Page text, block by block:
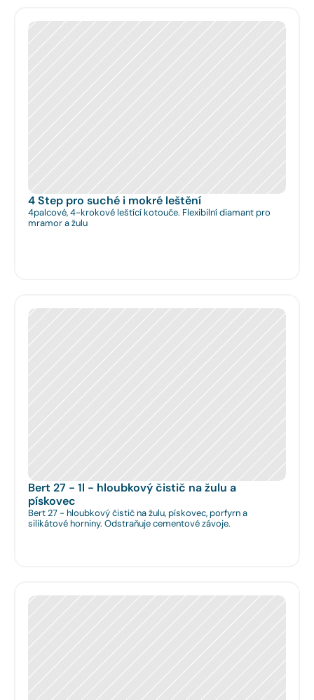
4 Step pro suché i mokré leštění
4palcové, 4-krokové leštící kotouče. Flexibilní diamant pro
mramor a žulu
Bert 27 - 1l - hloubkový čistič na žulu a
pískovec
Bert 27 - hloubkový čistič na žulu, pískovec, porfyrn a
silikátové horniny. Odstraňuje cementové závoje.